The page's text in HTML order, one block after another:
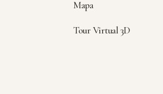
Mapa
Tour Virtual 3D